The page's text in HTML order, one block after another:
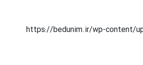
https://bedunim.ir/wp-content/